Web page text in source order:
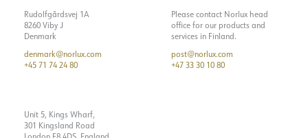
Rudolfgårdsvej 1A
8260 Viby J
Denmark
denmark@norlux.com
+45 71 74 24 80
Please contact Norlux head
office for our products and
services in Finland.
post@norlux.com
+47 33 30 10 80
Unit 5, Kings Wharf,
301 Kingsland Road